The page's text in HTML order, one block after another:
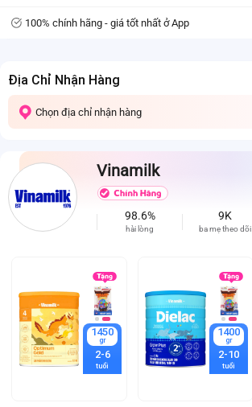
100% chính hãng - giá tốt nhất ở App
Địa Chỉ Nhận Hàng
Chọn địa chỉ nhận hàng
Vinamilk
98.6%
hài lòng
9K
ba mẹ theo dõi
1450
gr
2-6
tuổi
1400
gr
2-10
tuổi